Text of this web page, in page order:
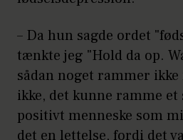
– Da hun sagde ordet
tænkte jeg "Hold da op.
sådan noget rammer
ikke, det kunne ramme et
positivt menneske som
det en lettelse, fordi det